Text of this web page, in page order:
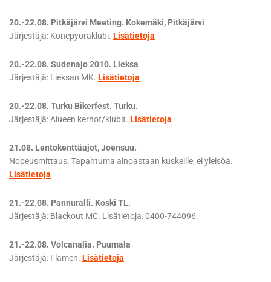
20.-22.08. Pitkäjärvi Meeting. Kokemäki, Pitkäjärvi
Järjestäjä: Konepyöräklubi. Lisätietoja
20.-22.08. Sudenajo 2010. Lieksa
Järjestäjä: Lieksan MK. Lisätietoja
20.-22.08. Turku Bikerfest. Turku.
Järjestäjä: Alueen kerhot/klubit. Lisätietoja
21.08. Lentokenttäajot, Joensuu.
Nopeusmittaus. Tapahtuma ainoastaan kuskeille, ei yleisöä.
Lisätietoja
21.-22.08. Pannuralli. Koski TL.
Järjestäjä: Blackout MC. Lisätietoja: 0400-744096.
21.-22.08. Volcanalia. Puumala
Järjestäjä: Flamen. Lisätietoja